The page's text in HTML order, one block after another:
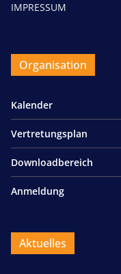
IMPRESSUM
Organisation
Kalender
Vertretungsplan
Downloadbereich
Anmeldung
Aktuelles